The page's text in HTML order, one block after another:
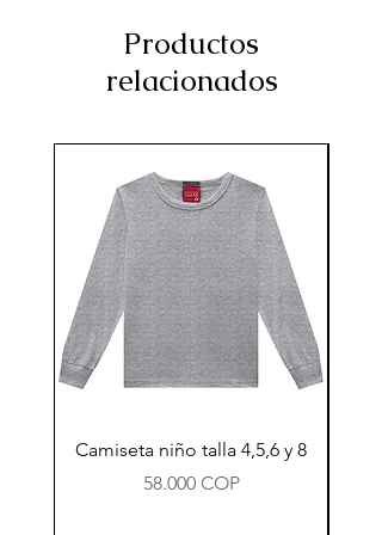
Productos
relacionados
Camiseta niño talla 4,5,6 y 8
Precio
58.000 COP